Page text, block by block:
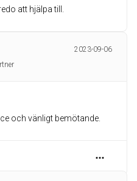
att hjälpa till.
2023-09-06
och vänligt bemötande.